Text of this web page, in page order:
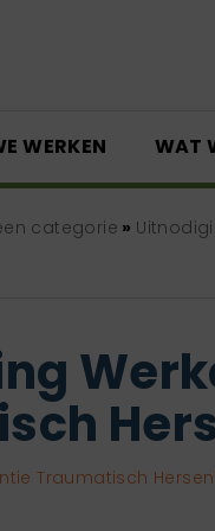
WERKEN WAT
categorie »
Traumatisch